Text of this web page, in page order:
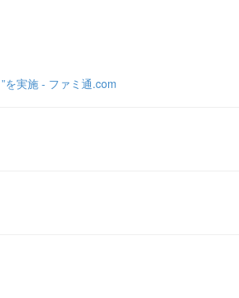
を実施 - ファミ通.com